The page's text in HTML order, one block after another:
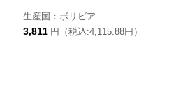
生産国：ボリビア
3,811 円（税込:4,115.88円）